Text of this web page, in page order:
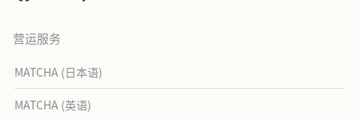
营运服务
MATCHA (日本语)
MATCHA (英语)